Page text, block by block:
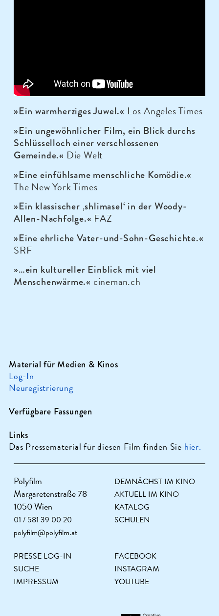
»Ein warmherziges Juwel.« Los Angeles Times
»Ein ungewöhnlicher Film, ein Blick durchs
Schlüsselloch einer verschlossenen
Gemeinde.« Die Welt
»Eine einfühlsame menschliche Komödie.«
The New York Times
»Ein klassischer ‚shlimasel‘ in der Woody-
Allen-Nachfolge.« FAZ
»Eine ehrliche Vater-und-Sohn-Geschichte.«
SRF
»…ein kultureller Einblick mit viel
Menschenwärme.« cineman.ch
Material für Medien & Kinos
Log-In
Neuregistrierung
Verfügbare Fassungen
Links
Das Pressematerial für diesen Film finden Sie hier.
Polyfilm
Margaretenstraße 78
1050 Wien
01 / 581 39 00 20
polyfilm@polyfilm.at
DEMNÄCHST IM KINO
AKTUELL IM KINO
KATALOG
SCHULEN
PRESSE LOG-IN
SUCHE
IMPRESSUM
FACEBOOK
INSTAGRAM
YOUTUBE